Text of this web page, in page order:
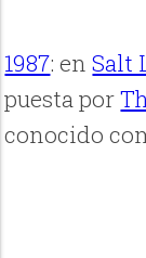
1987: enSalt
puesta por
conocido